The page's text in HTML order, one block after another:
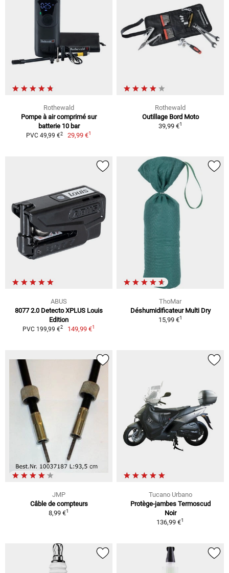
Rothewald
Pompe à air comprimé sur
batterie 10 bar
PVC 49,99 €2 29,99 €1
Rothewald
Outillage Bord Moto
39,99 €1
ABUS
8077 2.0 Detecto XPLUS Louis
Edition
PVC 199,99 €2 149,99 €1
ThoMar
Déshumidificateur Multi Dry
15,99 €1
JMP
Câble de compteurs
8,99 €1
Tucano Urbano
Protège-jambes Termoscud
Noir
136,99 €1